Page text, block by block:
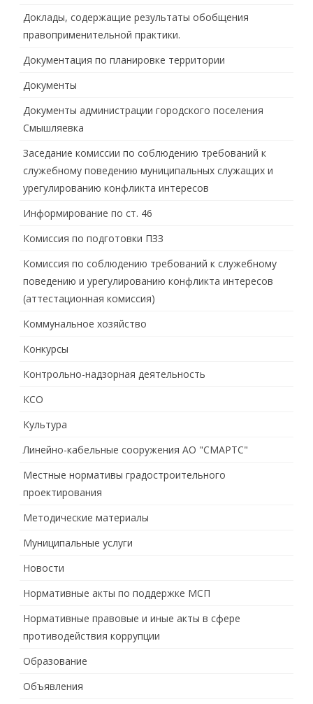
Доклады, содержащие результаты обобщения
правоприменительной практики.
Документация по планировке территории
Документы
Документы администрации городского поселения
Смышляевка
Заседание комиссии по соблюдению требований к
служебному поведению муниципальных служащих и
урегулированию конфликта интересов
Информирование по ст. 46
Комиссия по подготовки ПЗЗ
Комиссия по соблюдению требований к служебному
поведению и урегулированию конфликта интересов
(аттестационная комиссия)
Коммунальное хозяйство
Конкурсы
Контрольно-надзорная деятельность
КСО
Культура
Линейно-кабельные сооружения АО "СМАРТС"
Местные нормативы градостроительного
проектирования
Методические материалы
Муниципальные услуги
Новости
Нормативные акты по поддержке МСП
Нормативные правовые и иные акты в сфере
противодействия коррупции
Образование
Объявления